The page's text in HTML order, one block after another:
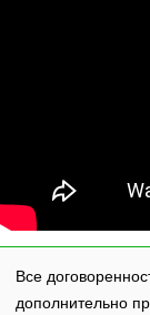
Все
дополнительно